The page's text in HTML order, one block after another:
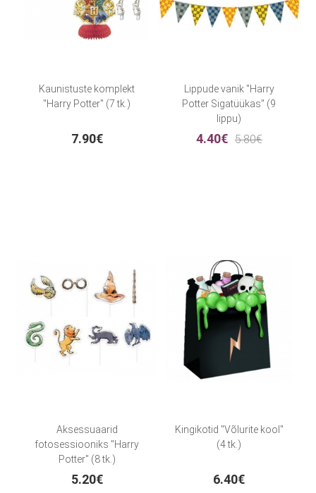
Kaunistuste komplekt
"Harry Potter" (7 tk.)
7.90€
Lippude vanik "Harry
Potter Sigatüükas" (9
lippu)
4.40€ 5.80€
Aksessuaarid
fotosessiooniks "Harry
Potter" (8 tk.)
5.20€
Kingikotid "Võlurite kool"
(4 tk.)
6.40€